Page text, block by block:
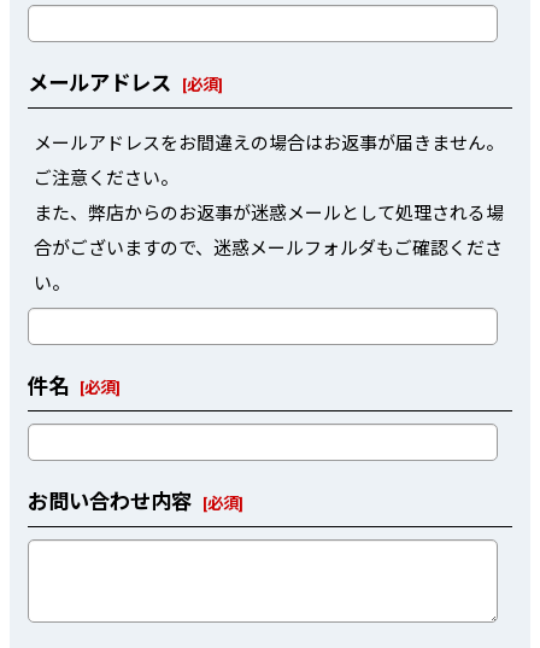
メールアドレス [必須]
メールアドレスをお間違えの場合はお返事が届きません。
ご注意ください。
また、弊店からのお返事が迷惑メールとして処理される場
合がございますので、迷惑メールフォルダもご確認くださ
い。
件名 [必須]
お問い合わせ内容 [必須]